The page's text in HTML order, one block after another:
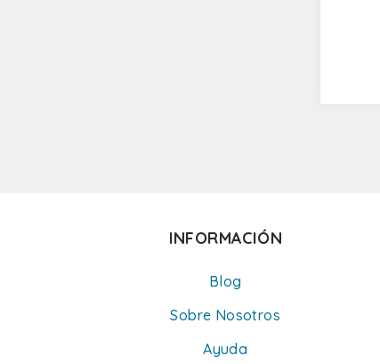
INFORMACIÓN
Blog
Sobre Nosotros
Ayuda